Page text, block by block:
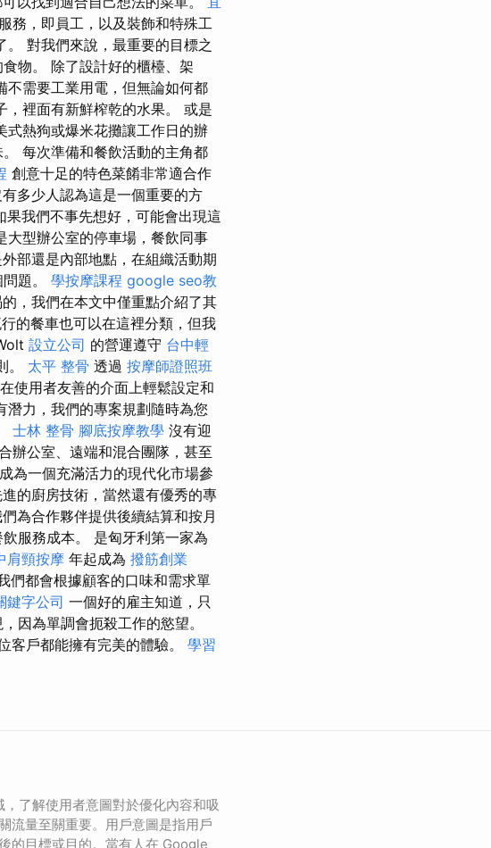
務，即員工，以及裝飾和特殊工
對我們來說，最重要的目標之
物。 除了設計好的櫃檯、架
不需要工業用電，但無論如何都
，裡面有新鮮榨乾的水果。 或是
式熱狗或爆米花攤讓工作日的辦
每次準備和餐飲活動的主角都
創意十足的特色菜餚非常適合作
多少人認為這是一個重要的方
果我們不事先想好，可能會出現這
大型辦公室的停車場，餐飲同事
部還是內部地點，在組織活動期
題。 學按摩課程 google seo教
，我們在本文中僅重點介紹了其
的餐車也可以在這裡分類，但我
設立公司 的營運遵守 台中輕
。 太平 整骨 透過 按摩師證照班
使用者友善的介面上輕鬆設定和
力，我們的專案規劃隨時為您
士林 整骨 腳底按摩教學 沒有迎
辦公室、遠端和混合團隊，甚至
為一個充滿活力的現代化市場參
的廚房技術，當然還有優秀的專
為合作夥伴提供後續結算和按月
服務成本。 是匈牙利第一家為
肩頸按摩 年起成為 撥筋創業
們都會根據顧客的口味和需求單
鍵字公司 一個好的雇主知道，只
因為單調會扼殺工作的慾望。
客戶都能擁有完美的體驗。 學習
，了解使用者意圖對於優化內容和吸
流量至關重要。用戶意圖是指用戶
的目標或目的。當有人在 Google